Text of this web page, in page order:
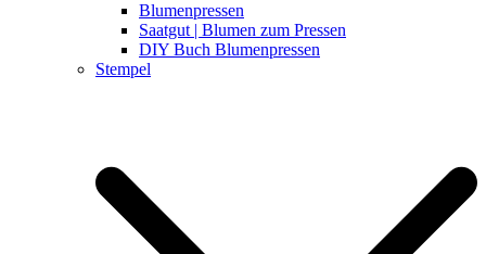
Blumenpressen
Saatgut | Blumen zum Pressen
DIY Buch Blumenpressen
Stempel